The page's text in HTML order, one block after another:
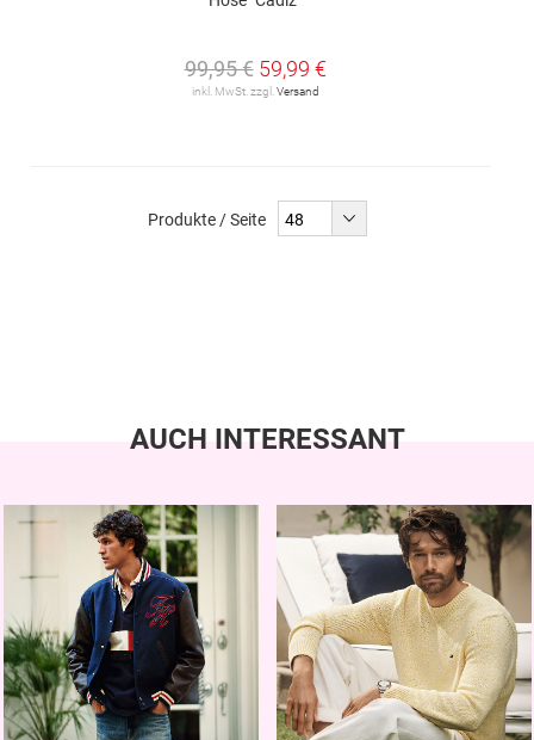
99,95 € 59,99 €
inkl. MwSt. zzgl. Versand
Produkte / Seite
AUCH INTERESSANT